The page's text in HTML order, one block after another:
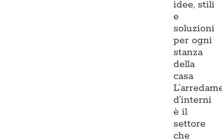
idee, stili
e
soluzioni
per ogni
stanza
della
casa
d’interni
è il
settore
che